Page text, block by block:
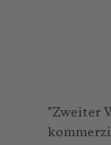
"Zweiter